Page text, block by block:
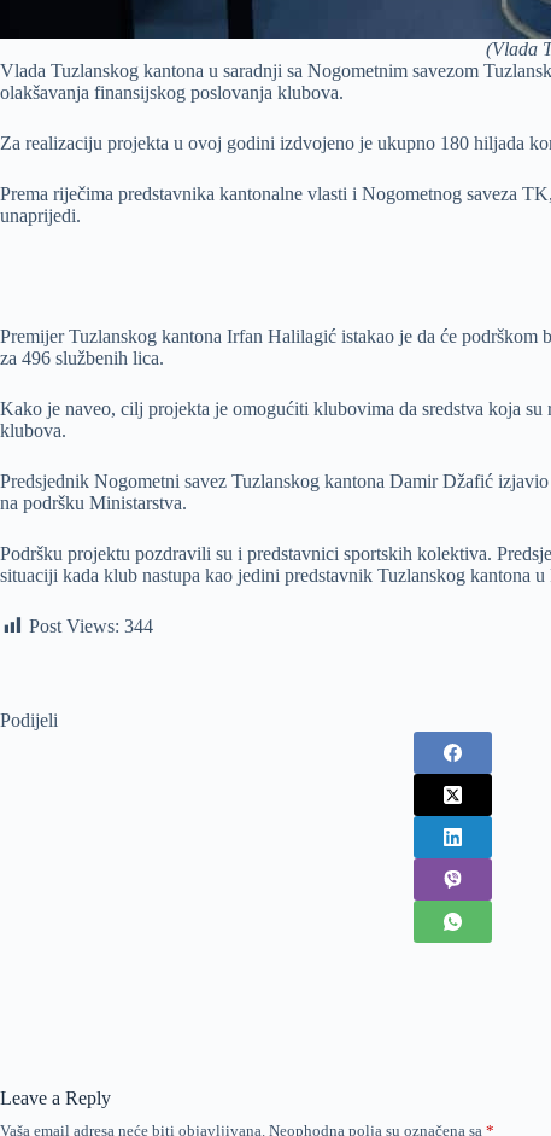
(Vlada
Vlada Tuzlanskog kantona u saradnji sa Nogometnim savezom
olakšavanja finansijskog poslovanja klubova.
Za realizaciju projekta u ovoj godini izdvojeno je ukupno 180 hiljada
Prema riječima predstavnika kantonalne vlasti i Nogometnog saveza
unaprijedi.
Premijer Tuzlanskog kantona Irfan Halilagić istakao je da će
za 496 službenih lica.
Kako je naveo, cilj projekta je omogućiti klubovima da sredstva koja
klubova.
Predsjednik Nogometni savez Tuzlanskog kantona Damir Džafić
na podršku Ministarstva.
Podršku projektu pozdravili su i predstavnici sportskih kolektiva.
situaciji kada klub nastupa kao jedini predstavnik Tuzlanskog kantona
Post Views: 344
Podijeli
Leave a Reply
Vaša email adresa neće biti objavljivana. Neophodna polja su označena sa *